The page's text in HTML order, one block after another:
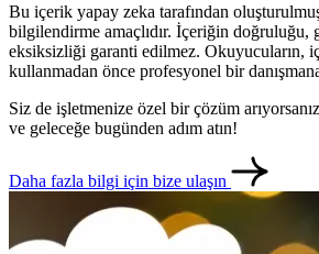
İletişim
Bu içerik yapay zeka tarafından
bilgilendirme amaçlıdır. İçeriğin doğruluğu,
eksiksizliği garanti edilmez. Okuyucuların,
kullanmadan önce profesyonel bir
Siz de işletmenize özel bir çözüm
ve geleceğe bugünden adım atın!
Daha fazla bilgi için bize ulaşın